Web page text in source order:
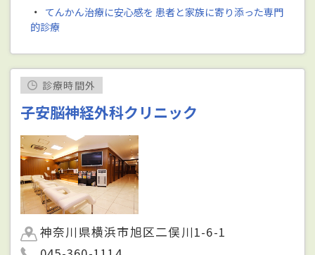
・ てんかん治療に安心感を 患者と家族に寄り添った専門
的診療
診療時間外
子安脳神経外科クリニック
神奈川県横浜市旭区二俣川1-6-1